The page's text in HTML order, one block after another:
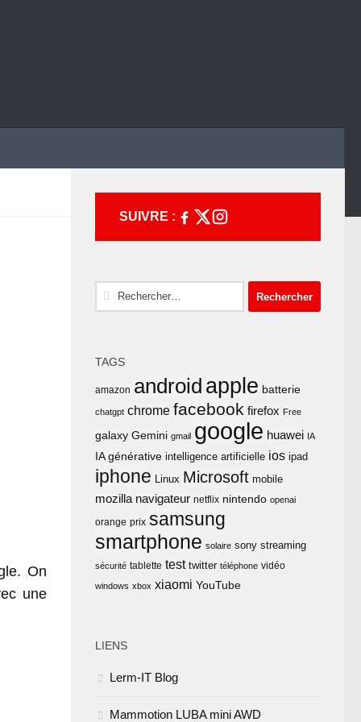
On
une
SUIVRE :
Rechercher :
TAGS
amazon android apple batterie
chatgpt chrome facebook firefox Free
galaxy Gemini gmail google huawei IA
IA générative intelligence artificielle ios ipad
iphone Linux Microsoft mobile
mozilla navigateur netflix nintendo openai
orange prix samsung
smartphone solaire sony streaming
sécurité tablette test twitter téléphone vidéo
windows xbox xiaomi YouTube
LIENS
Lerm-IT Blog
Mammotion LUBA mini AWD